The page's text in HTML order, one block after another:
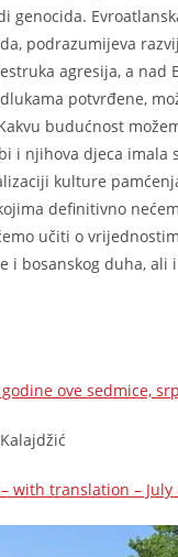
genocida.
podrazumijeva
agresija, a
potvrđene,
budućnost
i njihova djeca
kulture
definitivno
učiti o
i bosanskog duha,
ove sedmice,
with translation – July